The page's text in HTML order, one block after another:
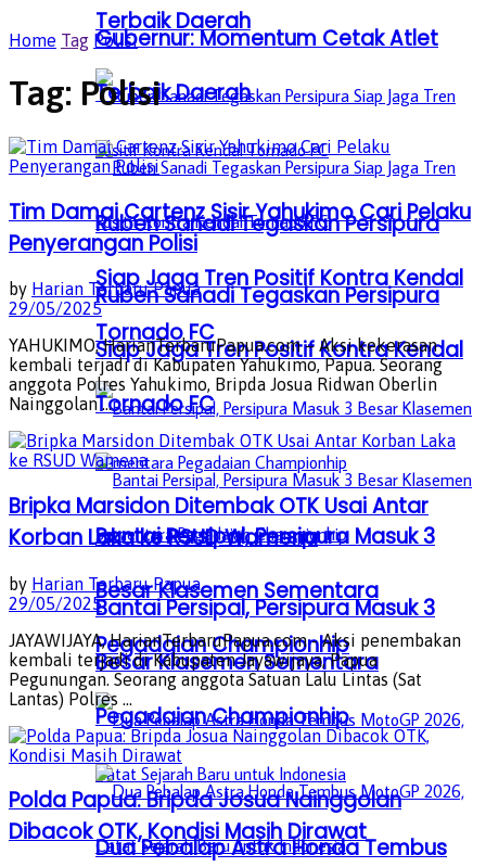
Terbaik Daerah
Ruben Sanadi Tegaskan Persipura
Siap Jaga Tren Positif Kontra Kendal
Tornado FC
Bantai Persipal, Persipura Masuk 3
Besar Klasemen Sementara
Pegadaian Championhip
Dua Pebalap Astra Honda Tembus
Gubernur: Momentum Cetak Atlet
Terbaik Daerah
Ruben Sanadi Tegaskan Persipura
Siap Jaga Tren Positif Kontra Kendal
Tornado FC
Bantai Persipal, Persipura Masuk 3
Besar Klasemen Sementara
Pegadaian Championhip
Home Tag Polisi
Tag: Polisi
Tim Damai Cartenz Sisir Yahukimo Cari Pelaku
Penyerangan Polisi
by Harian Terbaru Papua
29/05/2025
YAHUKIMO, HarianTerbaruPapua.com – Aksi kekerasan
kembali terjadi di Kabupaten Yahukimo, Papua. Seorang
anggota Polres Yahukimo, Bripda Josua Ridwan Oberlin
Nainggolan ...
Bripka Marsidon Ditembak OTK Usai Antar
Korban Laka ke RSUD Wamena
by Harian Terbaru Papua
29/05/2025
JAYAWIJAYA, HarianTerbaruPapua.com - Aksi penembakan
kembali terjadi di Kabupaten Jayawijaya, Papua
Pegunungan. Seorang anggota Satuan Lalu Lintas (Sat
Lantas) Polres ...
Polda Papua: Bripda Josua Nainggolan
Dibacok OTK, Kondisi Masih Dirawat